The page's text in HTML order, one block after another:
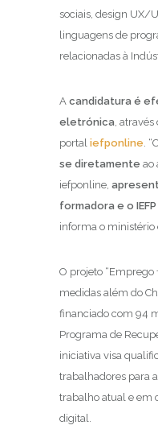
sociais, design UX/
linguagens de
relacionadas à
A candidatura é
eletrónica, através
portal iefponline.
se diretamente ao
iefponline,
formadora e o
informa o ministério
O projeto “Emprego
medidas além do
financiado com 94
Programa de
iniciativa visa
trabalhadores para
trabalho atual e em
digital.